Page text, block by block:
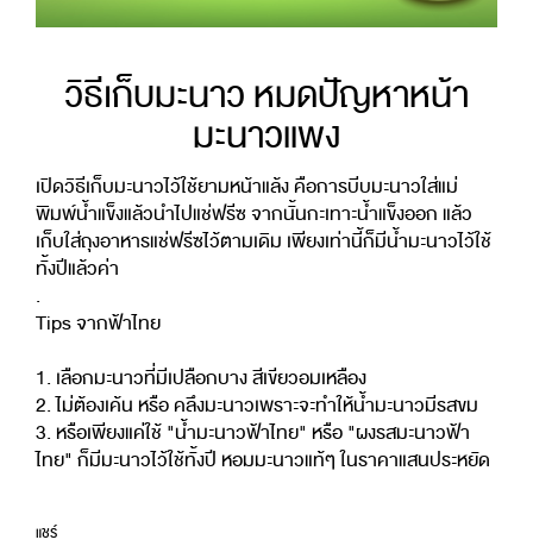
วิธีเก็บมะนาว หมดปัญหาหน้า
มะนาวแพง
เปิดวิธีเก็บมะนาวไว้ใช้ยามหน้าแล้ง คือการบีบมะนาวใส่แม่
พิมพ์น้ำแข็งแล้วนำไปแช่ฟรีซ จากนั้นกะเทาะน้ำแข็งออก แล้ว
เก็บใส่ถุงอาหารแช่ฟรีซไว้ตามเดิม เพียงเท่านี้ก็มีน้ำมะนาวไว้ใช้
ทั้งปีแล้วค่า
.
Tips จากฟ้าไทย
1. เลือกมะนาวที่มีเปลือกบาง สีเขียวอมเหลือง
2. ไม่ต้องเค้น หรือ คลึงมะนาวเพราะจะทำให้น้ำมะนาวมีรสขม
3. หรือเพียงแค่ใช้ "น้ำมะนาวฟ้าไทย" หรือ "ผงรสมะนาวฟ้า
ไทย" ก็มีมะนาวไว้ใช้ทั้งปี หอมมะนาวแท้ๆ ในราคาแสนประหยัด
แชร์